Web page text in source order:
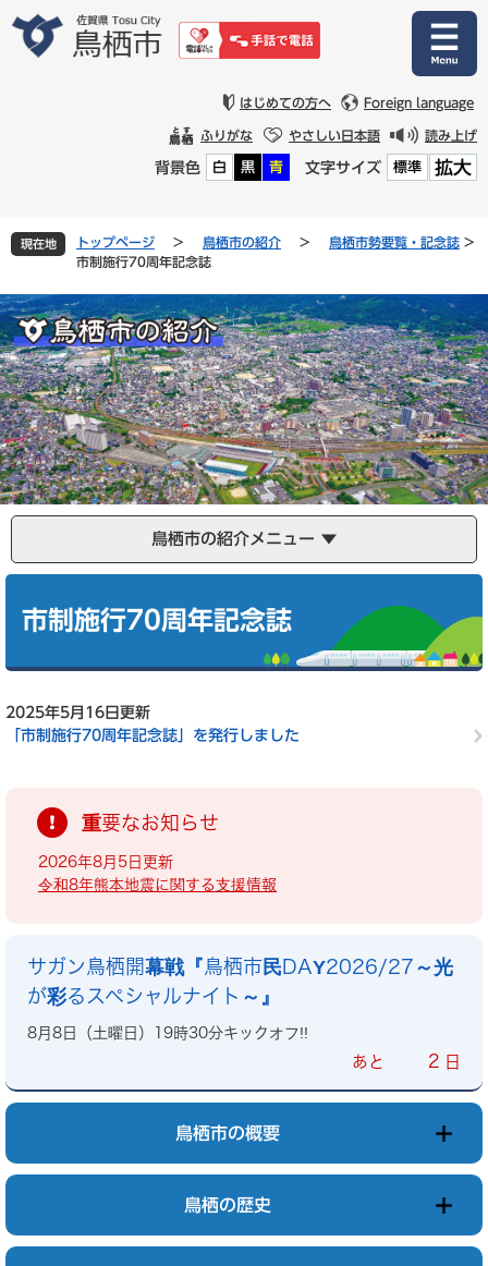
文
はじめての方へ Foreign language
ふりがな やさしい日本語 読み上げ
背景色 白 黒 青 文字サイズ 標準 拡大
現在地 トップページ > 鳥栖市の紹介 > 鳥栖市勢要覧・記念誌 >
市制施行70周年記念誌
鳥栖市の紹介メニュー
市制施行70周年記念誌
2025年5月16日更新
「市制施行70周年記念誌」を発行しました
重要なお知らせ
2026年8月5日更新
令和8年熊本地震に関する支援情報
サガン鳥栖開幕戦『鳥栖市民DAY2026/27～光
が彩るスペシャルナイト～』
8月8日（土曜日）19時30分キックオフ!!
あと 2 日
鳥栖市の概要
鳥栖の歴史